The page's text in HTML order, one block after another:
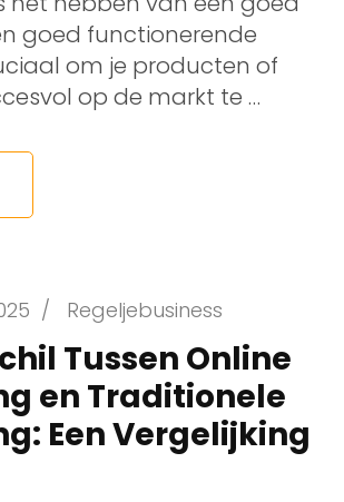
goed functionerende
om je producten of
op de markt te …
/ Regeljebusiness
Tussen Online
en Traditionele
Een Vergelijking